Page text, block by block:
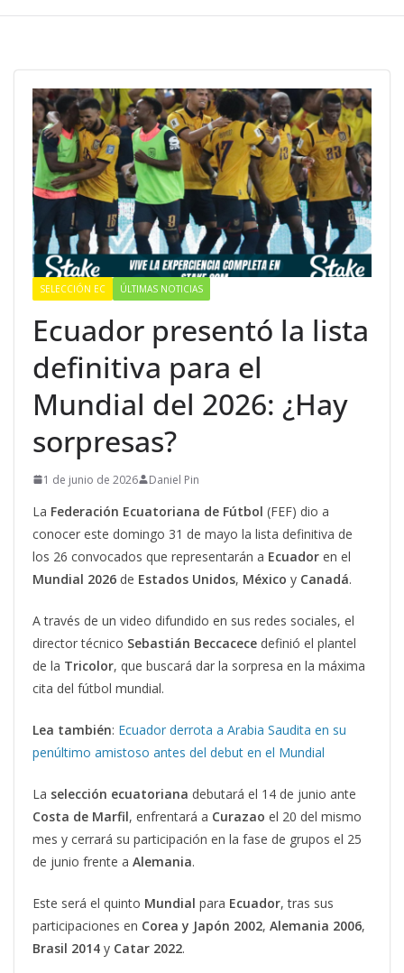
SELECCIÓN EC ÚLTIMAS NOTICIAS
Ecuador presentó la lista
definitiva para el
Mundial del 2026: ¿Hay
sorpresas?
1 de junio de 2026 Daniel Pin
La Federación Ecuatoriana de Fútbol (FEF) dio a
conocer este domingo 31 de mayo la lista definitiva de
los 26 convocados que representarán a Ecuador en el
Mundial 2026 de Estados Unidos, México y Canadá.
A través de un video difundido en sus redes sociales, el
director técnico Sebastián Beccacece definió el plantel
de la Tricolor, que buscará dar la sorpresa en la máxima
cita del fútbol mundial.
Lea también: Ecuador derrota a Arabia Saudita en su
penúltimo amistoso antes del debut en el Mundial
La selección ecuatoriana debutará el 14 de junio ante
Costa de Marfil, enfrentará a Curazao el 20 del mismo
mes y cerrará su participación en la fase de grupos el 25
de junio frente a Alemania.
Este será el quinto Mundial para Ecuador, tras sus
participaciones en Corea y Japón 2002, Alemania 2006,
Brasil 2014 y Catar 2022.